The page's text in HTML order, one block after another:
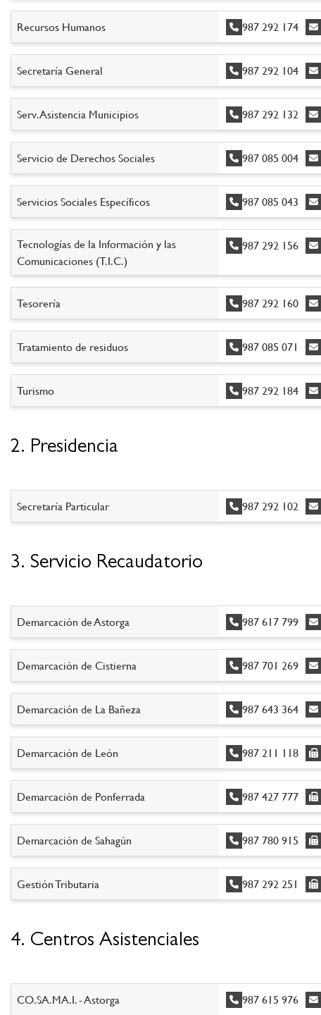
Recursos Humanos 987 292 174
Secretaría General 987 292 104
Serv. Asistencia Municipios 987 292 132
Servicio de Derechos Sociales 987 085 004
Servicios Sociales Específicos 987 085 043
Tecnologías de la Información y las
Comunicaciones (T.I.C.)
987 292 156
Tesorería 987 292 160
Tratamiento de residuos 987 085 071
Turismo 987 292 184
2. Presidencia
Secretaría Particular 987 292 102
3. Servicio Recaudatorio
Demarcación de Astorga 987 617 799
Demarcación de Cistierna 987 701 269
Demarcación de La Bañeza 987 643 364
Demarcación de León 987 211 118
Demarcación de Ponferrada 987 427 777
Demarcación de Sahagún 987 780 915
Gestión Tributaria 987 292 251
4. Centros Asistenciales
CO.SA.MA.I. - Astorga 987 615 976